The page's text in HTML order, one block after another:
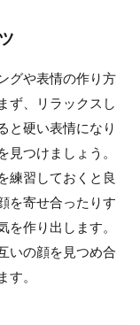
グや表情の作り方
ず、リラックスし
と硬い表情になり
つけましょう。
練習しておくと良
を寄せ合ったりす
を作り出します。
いの顔を見つめ合
す。